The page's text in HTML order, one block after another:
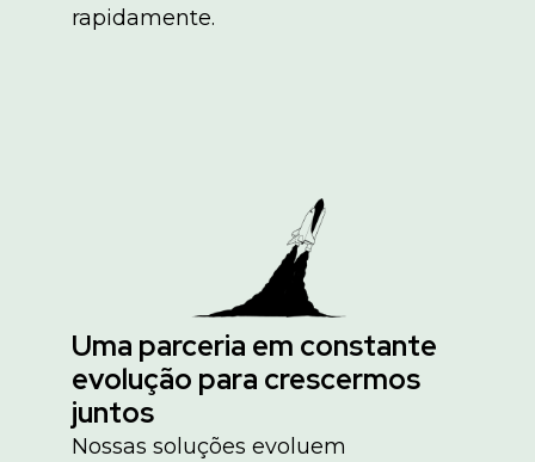
rapidamente.
Uma parceria em constante
evolução para crescermos
juntos
Nossas soluções evoluem